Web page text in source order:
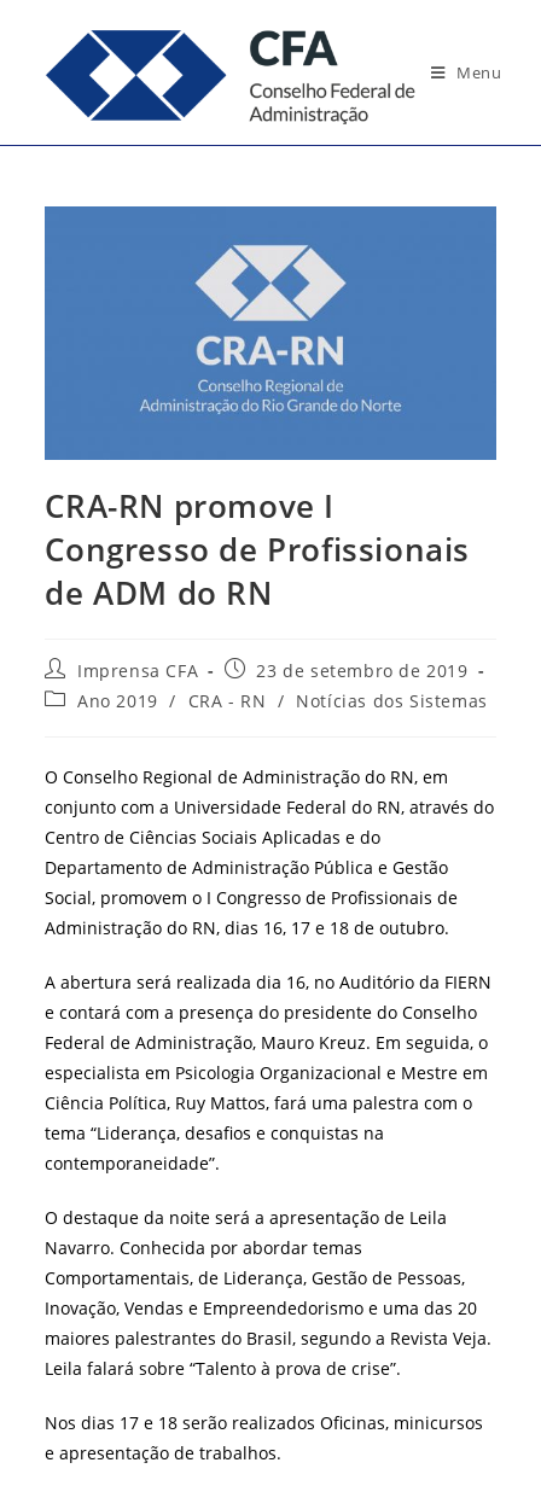
conteúdo
Menu
CRA-RN promove I
Congresso de Profissionais
de ADM do RN
Autor
do
post:
Imprensa CFA
Post
publicado:
23 de setembro de 2019
Categoria
Ano 2019 / CRA - RN / Notícias dos Sistemas
O Conselho Regional de Administração do RN, em
conjunto com a Universidade Federal do RN, através do
Centro de Ciências Sociais Aplicadas e do
Departamento de Administração Pública e Gestão
Social, promovem o I Congresso de Profissionais de
Administração do RN, dias 16, 17 e 18 de outubro.
A abertura será realizada dia 16, no Auditório da FIERN
e contará com a presença do presidente do Conselho
Federal de Administração, Mauro Kreuz. Em seguida, o
especialista em Psicologia Organizacional e Mestre em
Ciência Política, Ruy Mattos, fará uma palestra com o
tema “Liderança, desafios e conquistas na
contemporaneidade”.
O destaque da noite será a apresentação de Leila
Navarro. Conhecida por abordar temas
Comportamentais, de Liderança, Gestão de Pessoas,
Inovação, Vendas e Empreendedorismo e uma das 20
maiores palestrantes do Brasil, segundo a Revista Veja.
Leila falará sobre “Talento à prova de crise”.
Nos dias 17 e 18 serão realizados Oficinas, minicursos
e apresentação de trabalhos.